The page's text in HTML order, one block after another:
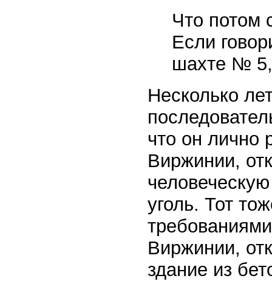
Что потом
Если
шахте № 5,
Несколько
что он лично
Виржинии,
уголь. Тот
Виржинии,
здание из